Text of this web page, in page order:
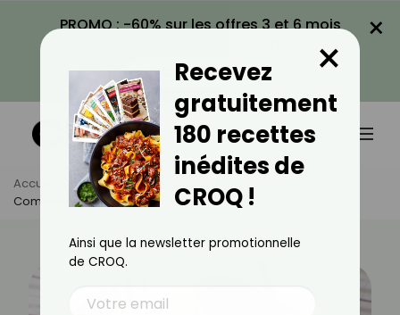
PROMO : -60% sur les offres 3 et 6 mois
VOIR LA PROMO
×
Accueil Actus
Alimentation
Comment Congeler Des Arancinis ?
Recevez
gratuitement
180 recettes
inédites de
CROQ !
×
Ainsi que la newsletter promotionnelle
de CROQ.